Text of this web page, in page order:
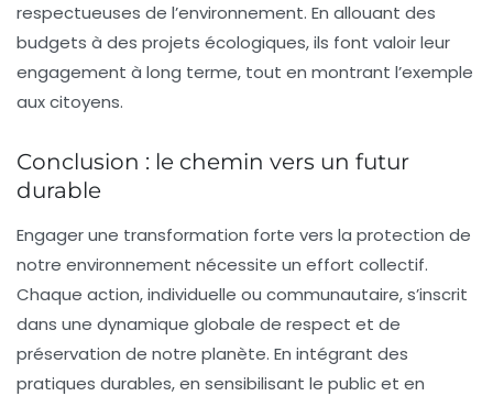
respectueuses de l’environnement. En allouant des
budgets à des projets écologiques, ils font valoir leur
engagement à long terme, tout en montrant l’exemple
aux citoyens.
Conclusion : le chemin vers un futur
durable
Engager une transformation forte vers la protection de
notre environnement nécessite un effort collectif.
Chaque action, individuelle ou communautaire, s’inscrit
dans une dynamique globale de respect et de
préservation de notre planète. En intégrant des
pratiques durables, en sensibilisant le public et en